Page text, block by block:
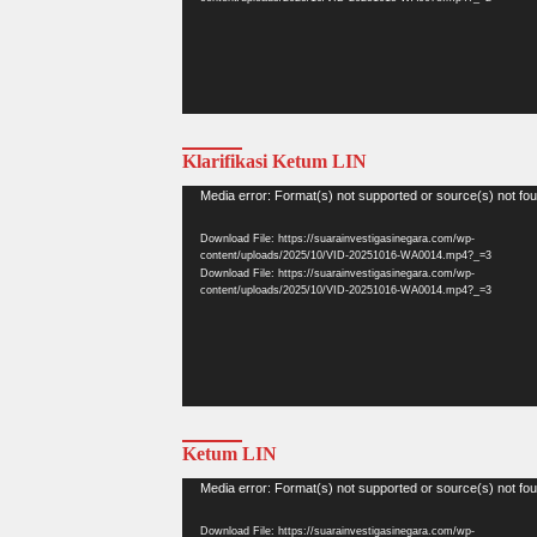
Klarifikasi Ketum LIN
Video
Media error: Format(s) not supported or source(s) not
Download File: https://suarainvestigasinegara.com/wp-
content/uploads/2025/10/VID-20251016-WA0014.mp4?_=3
Download File: https://suarainvestigasinegara.com/wp-
content/uploads/2025/10/VID-20251016-WA0014.mp4?_=3
Ketum LIN
Video
Media error: Format(s) not supported or source(s) not
Download File: https://suarainvestigasinegara.com/wp-